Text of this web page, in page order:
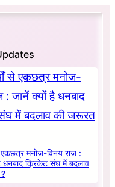
क्रिकेट संघ में परिवारवाद की
एकछत्र मनोज-विनय राज :
धनबाद क्रिकेट संघ में बदलाव